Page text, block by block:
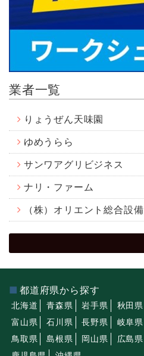
業者一覧
りょうぜん天味園
ゆめうらら
サンワアグリビジネス
ナリ・ファーム
（株）オリエント総合設備
都道府県から探す
北海道 青森県 岩手県 秋田県
富山県
石川県 長野県 岐阜県
鳥取県
島根県 岡山県 広島県